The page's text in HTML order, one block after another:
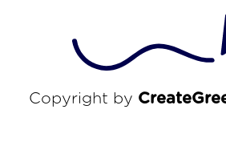
Copyright by